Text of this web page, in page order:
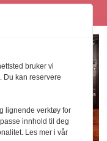
bruker vi
Du kan reservere
lignende verktøy for
innhold til deg
Les mer i vår